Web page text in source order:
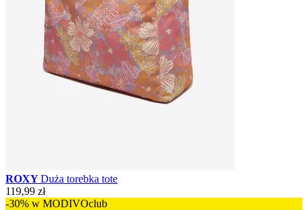
ROXYDuża torebka tote
119,99 zł
-30% w MODIVOclub